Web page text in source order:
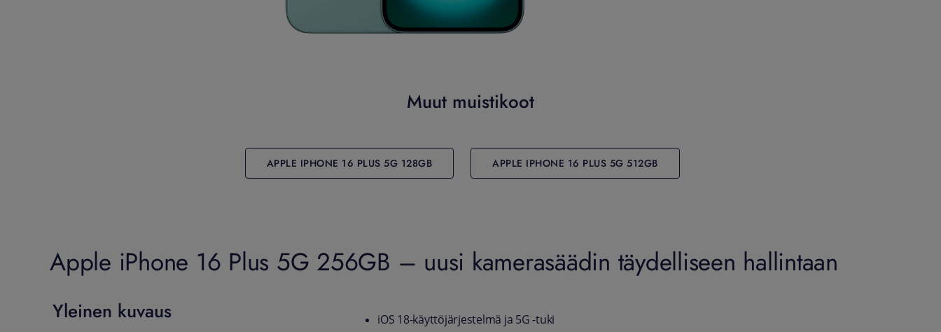
Muut muistikoot
APPLE IPHONE 16 PLUS 5G 128GB APPLE IPHONE 16 PLUS 5G 512GB
Apple iPhone 16 Plus 5G 256GB – uusi kamerasäädin täydelliseen hallintaan
Yleinen kuvaus
iOS 18-käyttöjärjestelmä ja 5G -tuki